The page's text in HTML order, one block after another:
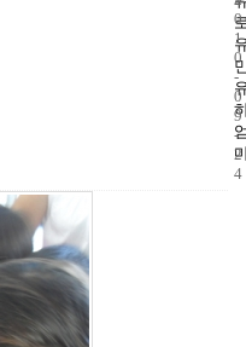
0
1
0
-
0
9
-
2
4